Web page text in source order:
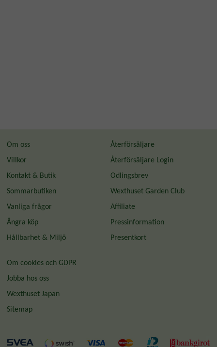
Om oss
Villkor
Kontakt & Butik
Sommarbutiken
Vanliga frågor
Ångra köp
Hållbarhet & Miljö
Återförsäljare
Återförsäljare Login
Odlingsbrev
Wexthuset Garden Club
Affiliate
Pressinformation
Presentkort
Om cookies och GDPR
Jobba hos oss
Wexthuset Japan
Sitemap